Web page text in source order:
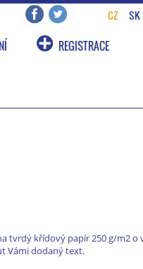
CZ SK
REGISTRACE
tvrdý křídový papír 250 g/m2 o
Vámi dodaný text.